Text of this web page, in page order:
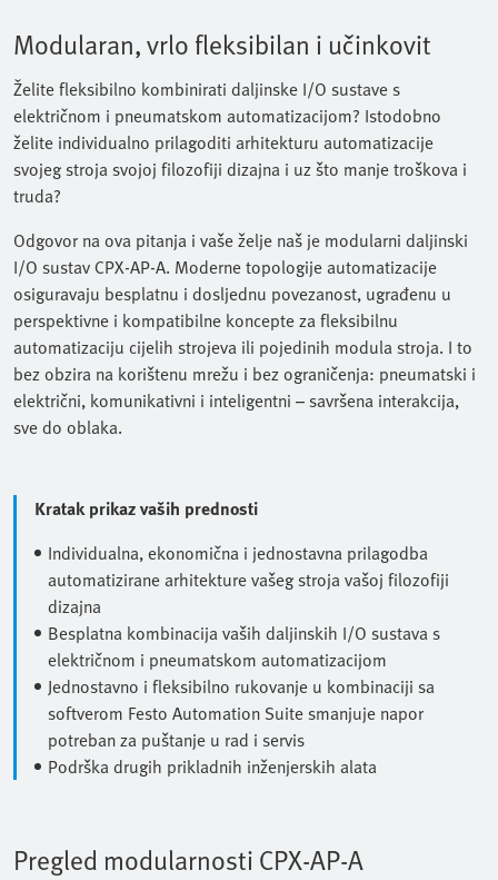
Modularan, vrlo fleksibilan i učinkovit
Želite fleksibilno kombinirati daljinske I/O sustave s
električnom i pneumatskom automatizacijom? Istodobno
želite individualno prilagoditi arhitekturu automatizacije
svojeg stroja svojoj filozofiji dizajna i uz što manje troškova i
truda?
Odgovor na ova pitanja i vaše želje naš je modularni daljinski
I/O sustav CPX-AP-A. Moderne topologije automatizacije
osiguravaju besplatnu i dosljednu povezanost, ugrađenu u
perspektivne i kompatibilne koncepte za fleksibilnu
automatizaciju cijelih strojeva ili pojedinih modula stroja. I to
bez obzira na korištenu mrežu i bez ograničenja: pneumatski i
električni, komunikativni i inteligentni – savršena interakcija,
sve do oblaka.
Kratak prikaz vaših prednosti
Individualna, ekonomična i jednostavna prilagodba
automatizirane arhitekture vašeg stroja vašoj filozofiji
dizajna
Besplatna kombinacija vaših daljinskih I/O sustava s
električnom i pneumatskom automatizacijom
Jednostavno i fleksibilno rukovanje u kombinaciji sa
softverom Festo Automation Suite smanjuje napor
potreban za puštanje u rad i servis
Podrška drugih prikladnih inženjerskih alata
Pregled modularnosti CPX-AP-A